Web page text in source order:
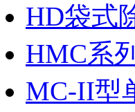
HD袋式
HMC系
MC-II型